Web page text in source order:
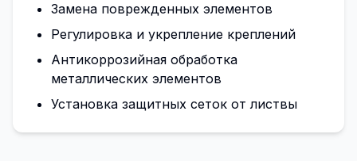
Замена поврежденных элементов
Регулировка и укрепление креплений
Антикоррозийная обработка
металлических элементов
Установка защитных сеток от листвы